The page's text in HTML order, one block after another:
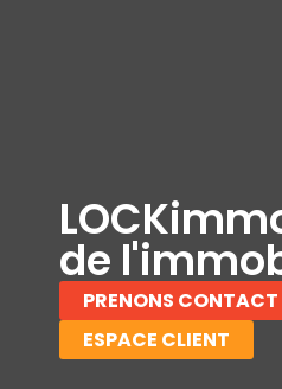
de
PRENONS CONTACT
ESPACE CLIENT